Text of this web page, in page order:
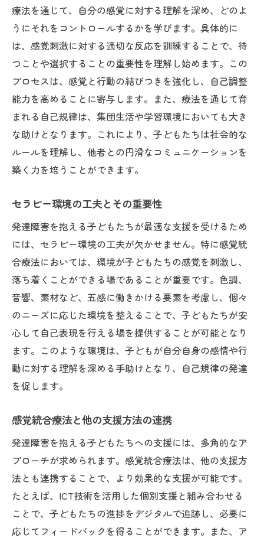
療法を通じて、自分の感覚に対する理解を深め、どのよ
うにそれをコントロールするかを学びます。具体的に
は、感覚刺激に対する適切な反応を訓練することで、待
つことや選択することの重要性を理解し始めます。この
プロセスは、感覚と行動の結びつきを強化し、自己調整
能力を高めることに寄与します。また、療法を通じて育
まれる自己規律は、集団生活や学習環境においても大き
な助けとなります。これにより、子どもたちは社会的な
ルールを理解し、他者との円滑なコミュニケーションを
築く力を培うことができます。
セラピー環境の工夫とその重要性
発達障害を抱える子どもたちが最適な支援を受けるため
には、セラピー環境の工夫が欠かせません。特に感覚統
合療法においては、環境が子どもたちの感覚を刺激し、
落ち着くことができる場であることが重要です。色調、
音響、素材など、五感に働きかける要素を考慮し、個々
のニーズに応じた環境を整えることで、子どもたちが安
心して自己表現を行える場を提供することが可能となり
ます。このような環境は、子どもが自分自身の感情や行
動に対する理解を深める手助けとなり、自己規律の発達
を促します。
感覚統合療法と他の支援方法の連携
発達障害を抱える子どもたちへの支援には、多角的なア
プローチが求められます。感覚統合療法は、他の支援方
法とも連携することで、より効果的な支援が可能です。
たとえば、ICT技術を活用した個別支援と組み合わせる
ことで、子どもたちの進捗をデジタルで追跡し、必要に
応じてフィードバックを得ることができます。また、ア